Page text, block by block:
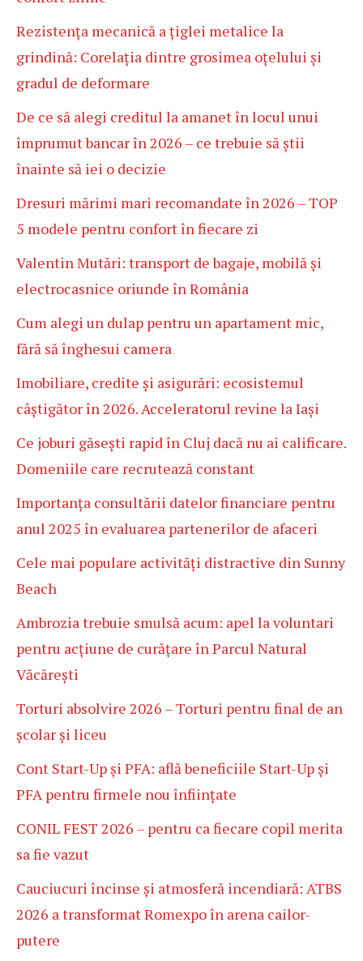
Rezistența mecanică a țiglei metalice la
grindină: Corelația dintre grosimea oțelului și
gradul de deformare
De ce să alegi creditul la amanet în locul unui
împrumut bancar în 2026 – ce trebuie să știi
înainte să iei o decizie
Dresuri mărimi mari recomandate în 2026 – TOP
5 modele pentru confort în fiecare zi
Valentin Mutări: transport de bagaje, mobilă și
electrocasnice oriunde în România
Cum alegi un dulap pentru un apartament mic,
fără să înghesui camera
Imobiliare, credite și asigurări: ecosistemul
câștigător în 2026. Acceleratorul revine la Iași
Ce joburi găsești rapid în Cluj dacă nu ai calificare.
Domeniile care recrutează constant
Importanța consultării datelor financiare pentru
anul 2025 în evaluarea partenerilor de afaceri
Cele mai populare activități distractive din Sunny
Beach
Ambrozia trebuie smulsă acum: apel la voluntari
pentru acțiune de curățare în Parcul Natural
Văcărești
Torturi absolvire 2026 – Torturi pentru final de an
școlar și liceu
Cont Start-Up și PFA: află beneficiile Start-Up și
PFA pentru firmele nou înființate
CONIL FEST 2026 – pentru ca fiecare copil merita
sa fie vazut
Cauciucuri încinse și atmosferă incendiară: ATBS
2026 a transformat Romexpo în arena cailor-
putere